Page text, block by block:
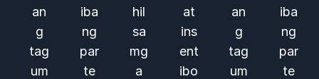
an
g
tag
um
iba
ng
par
te
hil
sa
mg
a
at
ins
ent
ibo
an
g
tag
um
iba
ng
par
te